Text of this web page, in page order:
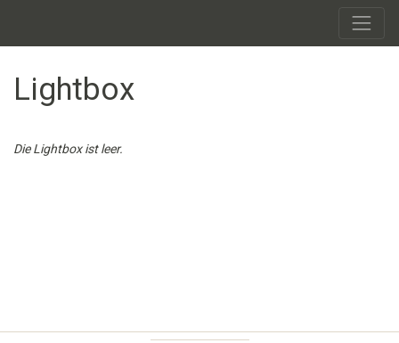
Lightbox
Die Lightbox ist leer.